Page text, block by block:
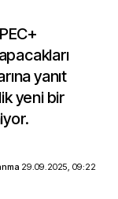
yanıt
yeni bir
29.09.2025, 09:22